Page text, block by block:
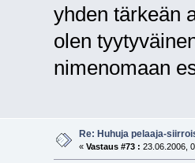
yhden tärkeän
olen
nimenomaan
Re: Huhuja pelaaja-
« Vastaus #73 : 23.06.2006,